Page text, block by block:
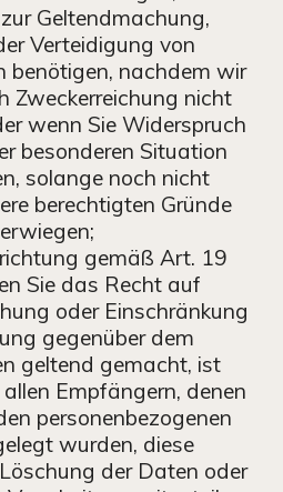
Geltendmachung,
Verteidigung von
benötigen, nachdem wir
Zweckerreichung nicht
wenn Sie Widerspruch
besonderen Situation
solange noch nicht
berechtigten Gründe
gemäß Art. 19
Sie das Recht auf
oder Einschränkung
gegenüber dem
geltend gemacht, ist
Empfängern, denen
personenbezogenen
wurden, diese
der Daten oder